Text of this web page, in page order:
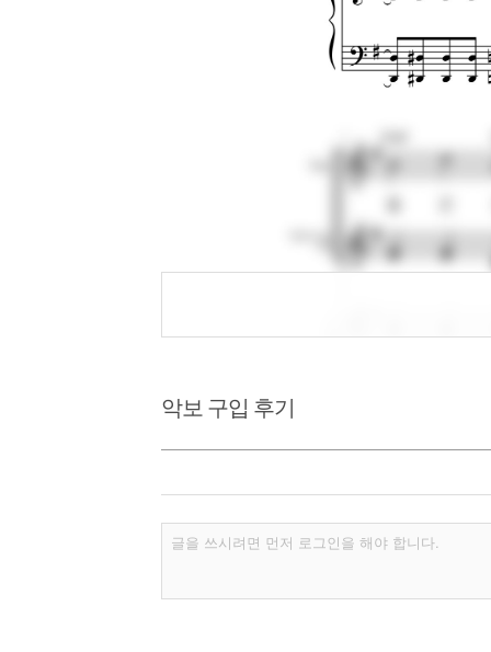
악보 구입 후기